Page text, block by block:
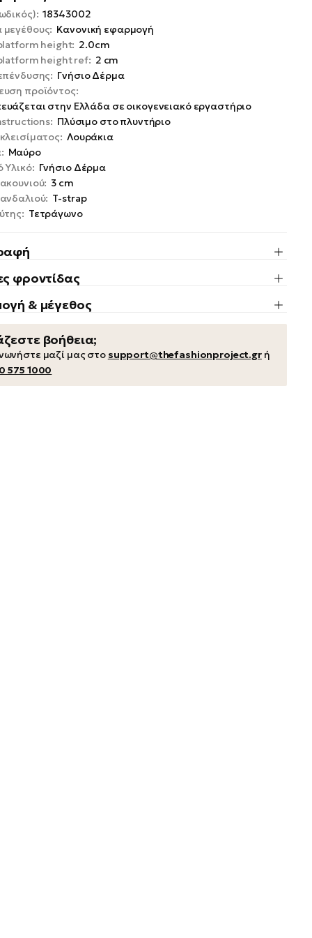
18343002
Κανονική εφαρμογή
height: 2.0cm
height ref: 2 cm
Γνήσιο Δέρμα
προϊόντος:
στην Ελλάδα σε οικογενειακό εργαστήριο
Πλύσιμο στο πλυντήριο
Λουράκια
Μαύρο
Υλικό: Γνήσιο Δέρμα
3 cm
T-strap
Τετράγωνο
φροντίδας
& μέγεθος
βοήθεια;
μαζί μας στο support@thefashionproject.grή
575 1000